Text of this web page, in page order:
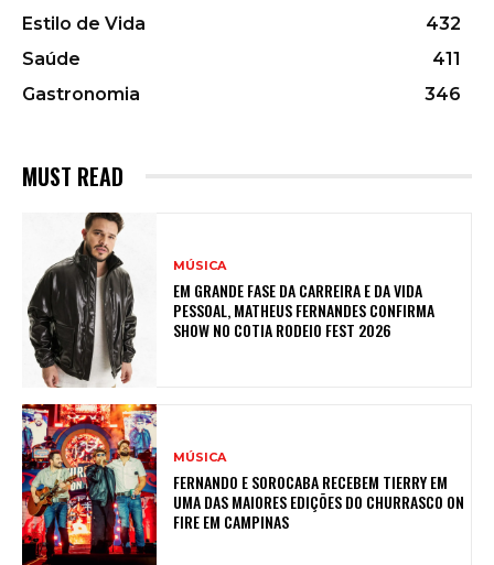
Estilo de Vida
432
Saúde
411
Gastronomia
346
MUST READ
MÚSICA
EM GRANDE FASE DA CARREIRA E DA VIDA
PESSOAL, MATHEUS FERNANDES CONFIRMA
SHOW NO COTIA RODEIO FEST 2026
MÚSICA
FERNANDO E SOROCABA RECEBEM TIERRY EM
UMA DAS MAIORES EDIÇÕES DO CHURRASCO ON
FIRE EM CAMPINAS